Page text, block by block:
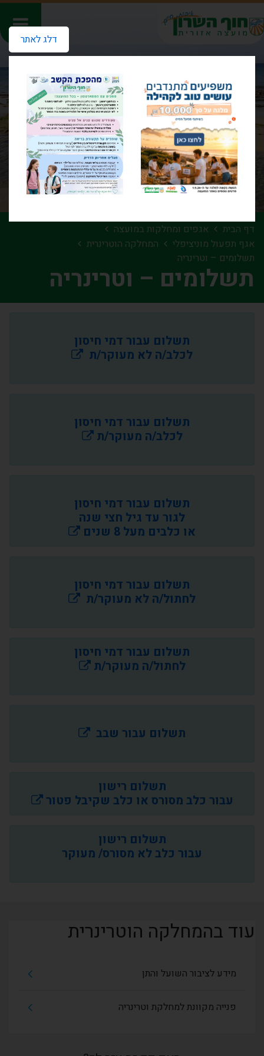
דלג לאתר
דף הבית
אגפים ומחלקות במועצה
אגף תפעול מוניציפלי
המחלקה הוטרינרית
תשלומים – וטרינריה
תשלומים – וטרינריה
תשלום עבור דמי חיסון
לכלב/ה לא מעוקר/ת
תשלום עבור דמי חיסון
לכלב/ה מעוקר/ת
תשלום עבור דמי חיסון
לגור עד גיל חצי שנה
או כלבים מעל 8 שנים
תשלום עבור דמי חיסון
לחתול/ה לא מעוקר/ת
תשלום עבור דמי חיסון
לחתול/ה מעוקר/ת
תשלום עבור שבב
תשלום רישון
עבור כלב מסורס או כלב שקיבל פטור
תשלום רישון
עבור כלב לא מסורס/ מעוקר
עוד בהמחלקה הוטרינרית
מידע לציבור השועל והתן
פנייה מקוונת למחלקת וטרינריה